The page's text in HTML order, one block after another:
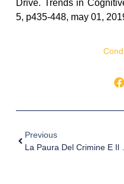
Drive. Trends in
5, p435-448, may 01,
Previous